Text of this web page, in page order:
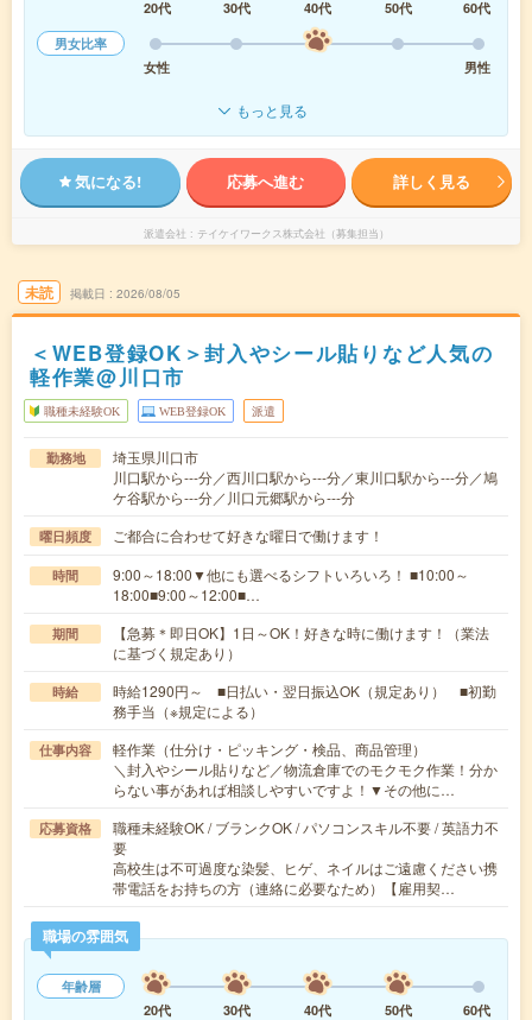
20代
30代 40代 50代
60代
男女比率
女性
男性
もっと見る
気になる! 応募へ進む 詳しく見る
派遣会社 テイケイワークス株式会社（募集担当）
未読 掲載日 2026/08/05
＜WEB登録OK＞封入やシール貼りなど人気の
軽作業@川口市
職種未経験OK WEB登録OK 派遣
勤務地
埼玉県川口市
川口駅から---分／西川口駅から---分／東川口駅から---分／鳩
ケ谷駅から---分／川口元郷駅から---分
曜日頻度 ご都合に合わせて好きな曜日で働けます！
時間
9:00～18:00▼他にも選べるシフトいろいろ！ ■10:00～
18:00■9:00～12:00■…
期間
【急募＊即日OK】1日～OK！好きな時に働けます！（業法
に基づく規定あり）
時給
時給1290円～ ■日払い・翌日振込OK（規定あり） ■初勤
務手当（※規定による）
仕事内容
軽作業（仕分け・ピッキング・検品、商品管理）
＼封入やシール貼りなど／物流倉庫でのモクモク作業！分か
らない事があれば相談しやすいですよ！▼その他に…
応募資格
職種未経験OK / ブランクOK / パソコンスキル不要 / 英語力不
要
高校生は不可過度な染髪、ヒゲ、ネイルはご遠慮ください携
帯電話をお持ちの方（連絡に必要なため）【雇用契…
職場の雰囲気
年齢層
20代
30代 40代 50代
60代